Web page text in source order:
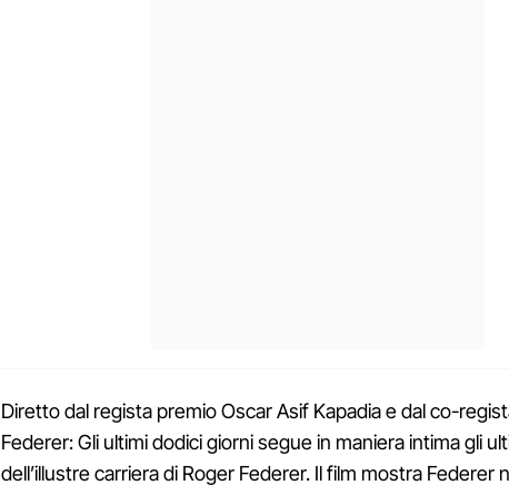
Diretto dal regista premio Oscar Asif Kapadia e dal co-
Federer: Gli ultimi dodici giorni segue in maniera intima gli
dell’illustre carriera di Roger Federer. Il film mostra Federer